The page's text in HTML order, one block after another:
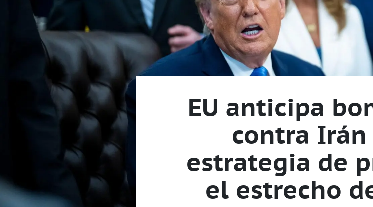
EU anticipa
contra Irán
estrategia de
el estrecho